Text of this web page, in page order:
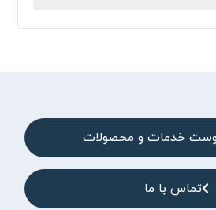
خدمات و محصولات
تماس با ما